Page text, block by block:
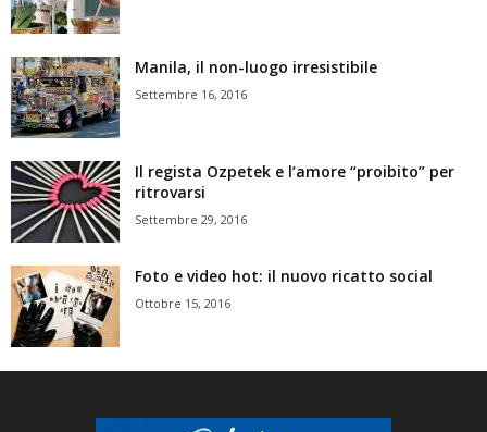
Manila, il non-luogo irresistibile
Settembre 16, 2016
Il regista Ozpetek e l’amore “proibito” per
ritrovarsi
Settembre 29, 2016
Foto e video hot: il nuovo ricatto social
Ottobre 15, 2016